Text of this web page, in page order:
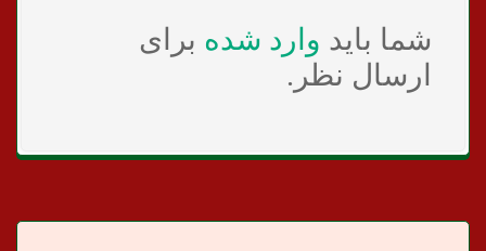
شما باید وارد شده برای
ارسال نظر.